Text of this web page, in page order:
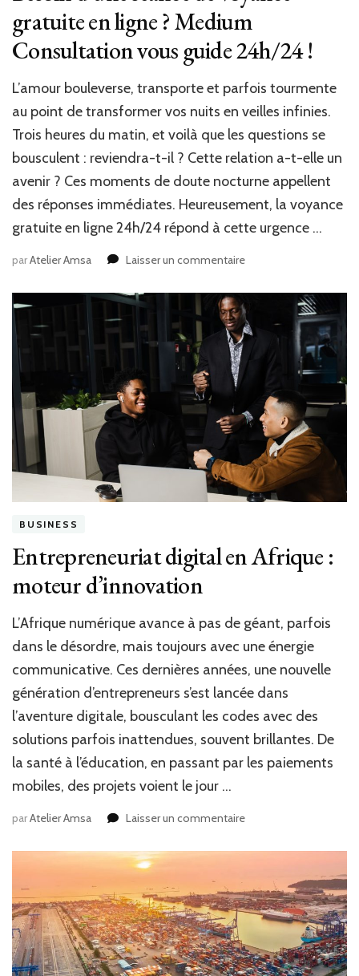
gratuite en ligne ? Medium
Consultation vous guide 24h/24 !
L’amour bouleverse, transporte et parfois tourmente
au point de transformer vos nuits en veilles infinies.
Trois heures du matin, et voilà que les questions se
bousculent : reviendra-t-il ? Cette relation a-t-elle un
avenir ? Ces moments de doute nocturne appellent
des réponses immédiates. Heureusement, la voyance
gratuite en ligne 24h/24 répond à cette urgence …
parAtelier Amsa Laisser un commentairesur
d’une
séance
de
voyance
gratuite
?
Medium
Consultation
vous
guide
24h/24
BUSINESS
Entrepreneuriat digital en Afrique :
moteur d’innovation
L’Afrique numérique avance à pas de géant, parfois
dans le désordre, mais toujours avec une énergie
communicative. Ces dernières années, une nouvelle
génération d’entrepreneurs s’est lancée dans
l’aventure digitale, bousculant les codes avec des
solutions parfois inattendues, souvent brillantes. De
la santé à l’éducation, en passant par les paiements
mobiles, des projets voient le jour …
parAtelier Amsa Laisser un commentairesur
digital
Afrique
:
moteur
d’innovation